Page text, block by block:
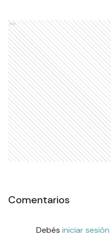
Ads
Comentarios
Debés iniciar sesión